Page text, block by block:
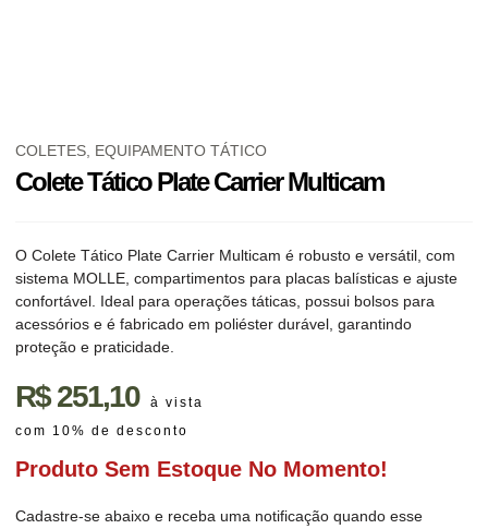
COLETES EQUIPAMENTO TÁTICO
Colete Tático Plate Carrier Multicam
O Colete Tático Plate Carrier Multicam é robusto e versátil, com
sistema MOLLE, compartimentos para placas balísticas e ajuste
confortável. Ideal para operações táticas, possui bolsos para
acessórios e é fabricado em poliéster durável, garantindo
proteção e praticidade.
R$251,10
à vista
com 10% de desconto
Produto Sem Estoque No Momento!
Cadastre-se abaixo e receba uma notificação quando esse